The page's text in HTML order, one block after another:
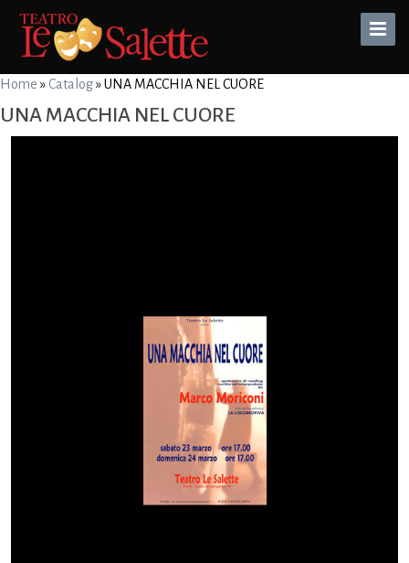
Toggle
Home »Catalog»UNA MACCHIA NEL CUORE
UNA MACCHIA NEL CUORE